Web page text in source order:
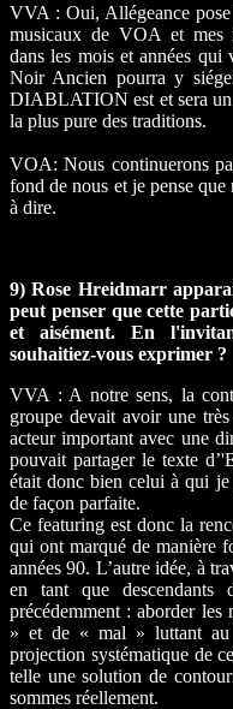
VVA : Oui, Allégeance
musicaux de VOA et mes
dans les mois et années
Noir Ancien pourra y
DIABLATION est et sera un
la plus pure des traditions.
VOA: Nous continuerons
fond de nous et je pense que
à dire.
9) Rose Hreidmarr
peut penser que cette
et aisément. En
souhaitiez-vous exprimer ?
VVA : A notre sens, la
groupe devait avoir une
acteur important avec une
pouvait partager le texte
était donc bien celui à qui je
de façon parfaite.
Ce featuring est donc la
qui ont marqué de manière
années 90. L’autre idée, à
en tant que
précédemment : aborder les
» et de « mal » luttant au
projection systématique de
telle une solution de
sommes réellement.